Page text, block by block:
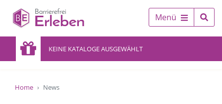
Menü
KEINE KATALOGE AUSGEWÄHLT
Home News